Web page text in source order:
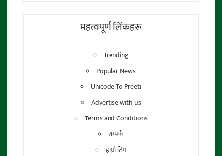
तेजेन्द्र श्रेष्ठ
महत्वपूर्ण लिंकहरू
Trending
Popular News
Unicode To Preeti
Advertise with us
Terms and Conditions
सम्पर्क
हाम्रो टिम